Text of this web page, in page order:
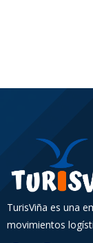
TurisViña es una
movimientos